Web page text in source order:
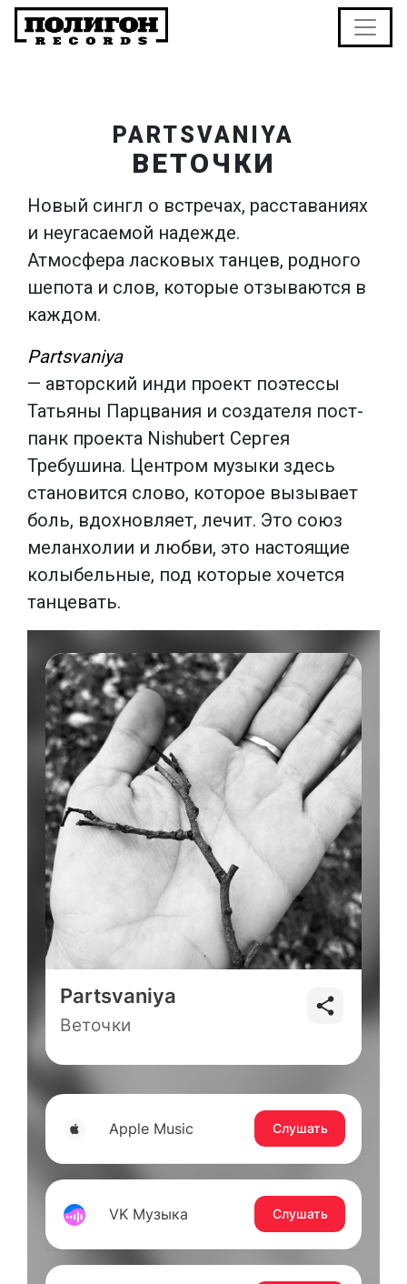
PARTSVANIYA
ВЕТОЧКИ
Новый сингл о встречах, расставаниях
и неугасаемой надежде.
Атмосфера ласковых танцев, родного
шепота и слов, которые отзываются в
каждом.
Partsvaniya
— авторский инди проект поэтессы
Татьяны Парцвания и создателя пост-
панк проекта Nishubert Сергея
Требушина. Центром музыки здесь
становится слово, которое вызывает
боль, вдохновляет, лечит. Это союз
меланхолии и любви, это настоящие
колыбельные, под которые хочется
танцевать.